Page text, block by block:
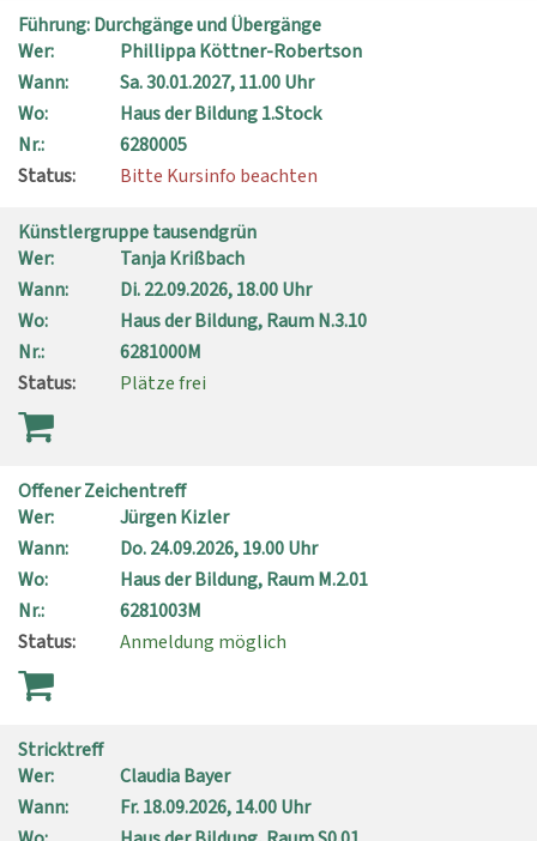
Führung: Durchgänge und Übergänge
Wer:
Phillippa Köttner-Robertson
Wann:
Sa.30.01.2027, 11.00 Uhr
Wo:
Haus der Bildung 1.Stock
Nr.:
6280005
Status:
Bitte Kursinfo beachten
Künstlergruppe tausendgrün
Wer:
Tanja Krißbach
Wann:
Di.22.09.2026, 18.00 Uhr
Wo:
Haus der Bildung, Raum N.3.10
Nr.:
6281000M
Status:
Plätze frei
Offener Zeichentreff
Wer:
Jürgen Kizler
Wann:
Do.24.09.2026, 19.00 Uhr
Wo:
Haus der Bildung, Raum M.2.01
Nr.:
6281003M
Status:
Anmeldung möglich
Stricktreff
Wer:
Claudia Bayer
Wann:
Fr.18.09.2026, 14.00 Uhr